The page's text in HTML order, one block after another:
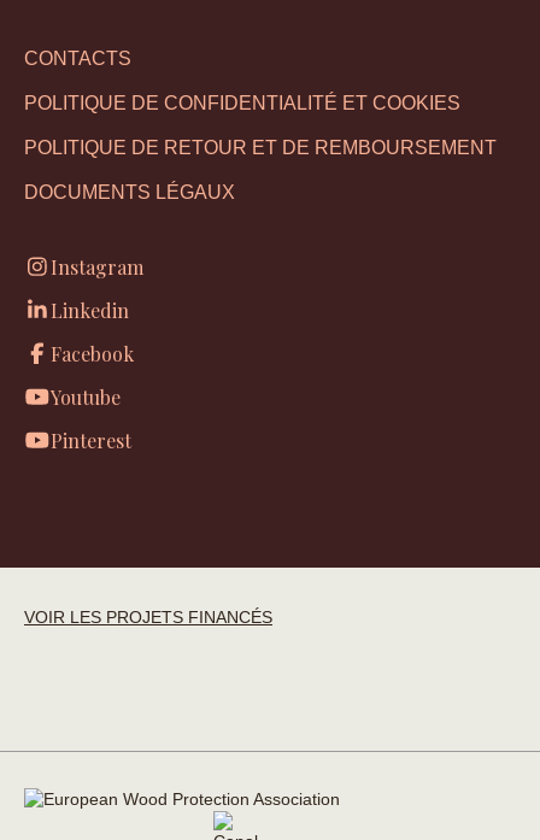
CONTACTS
POLITIQUE DE CONFIDENTIALITÉ ET COOKIES
POLITIQUE DE RETOUR ET DE REMBOURSEMENT
DOCUMENTS LÉGAUX
Instagram
Linkedin
Facebook
Youtube
Pinterest
VOIR LES PROJETS FINANCÉS